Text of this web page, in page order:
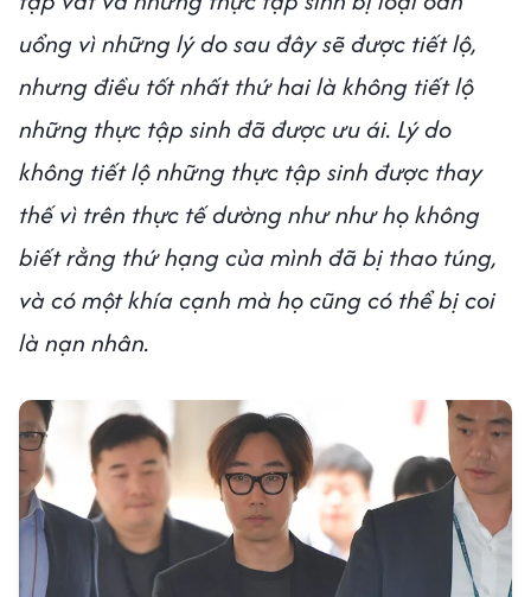
uổng vì những lý do sau đây sẽ được tiết lộ,
nhưng điều tốt nhất thứ hai là không tiết lộ
những thực tập sinh đã được ưu ái. Lý do
không tiết lộ những thực tập sinh được thay
thế vì trên thực tế dường như như họ không
biết rằng thứ hạng của mình đã bị thao túng,
và có một khía cạnh mà họ cũng có thể bị coi
là nạn nhân.